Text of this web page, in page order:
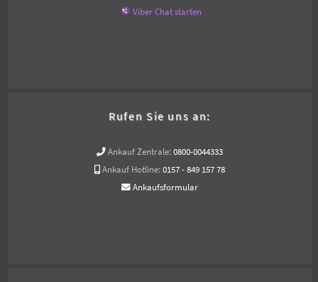
Viber Chat starten
Rufen Sie uns an:
Ankauf Zentrale: 0800-0044333
Ankauf Hotline: 0157 - 849 157 78
Ankaufsformular